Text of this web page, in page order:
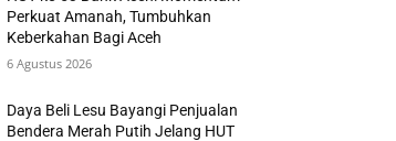
Perkuat Amanah, Tumbuhkan
Keberkahan Bagi Aceh
6 Agustus 2026
Daya Beli Lesu Bayangi Penjualan
Bendera Merah Putih Jelang HUT